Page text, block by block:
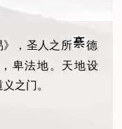
》，圣人之所
德
卑法地。天地设
之门。